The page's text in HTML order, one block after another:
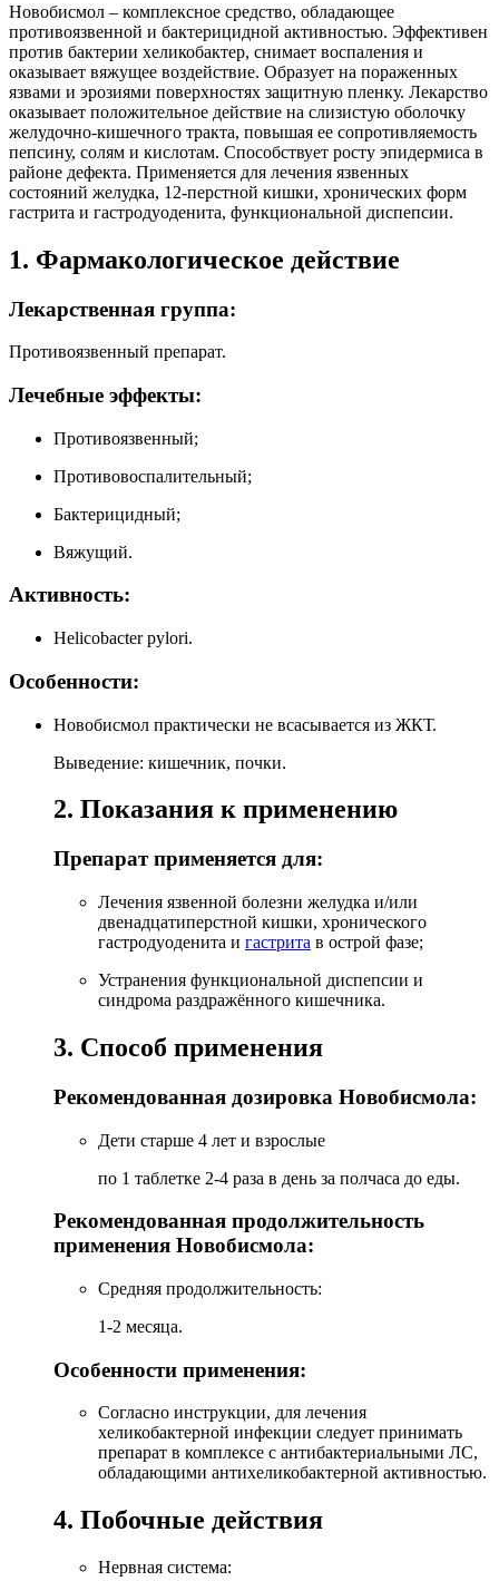
Новобисмол – комплексное средство, обладающее
противоязвенной и бактерицидной активностью. Эффективен
против бактерии хеликобактер, снимает воспаления и
оказывает вяжущее воздействие. Образует на пораженных
язвами и эрозиями поверхностях защитную пленку. Лекарство
оказывает положительное действие на слизистую оболочку
желудочно-кишечного тракта, повышая ее сопротивляемость
пепсину, солям и кислотам. Способствует росту эпидермиса в
районе дефекта. Применяется для лечения язвенных
состояний желудка, 12-перстной кишки, хронических форм
гастрита и гастродуоденита, функциональной диспепсии.
1. Фармакологическое действие
Лекарственная группа:
Противоязвенный препарат.
Лечебные эффекты:
Противоязвенный;
Противовоспалительный;
Бактерицидный;
Вяжущий.
Активность:
Helicobacter pylori.
Особенности:
Новобисмол практически не всасывается из ЖКТ.
Выведение: кишечник, почки.
2. Показания к применению
Препарат применяется для:
Лечения язвенной болезни желудка и/или
двенадцатиперстной кишки, хронического
гастродуоденита и гастрита в острой фазе;
Устранения функциональной диспепсии и
синдрома раздражённого кишечника.
3. Способ применения
Рекомендованная дозировка Новобисмола:
Дети старше 4 лет и взрослые
по 1 таблетке 2-4 раза в день за полчаса до еды.
Рекомендованная продолжительность
применения Новобисмола:
Средняя продолжительность:
1-2 месяца.
Особенности применения:
Согласно инструкции, для лечения
хеликобактерной инфекции следует принимать
препарат в комплексе с антибактериальными ЛС,
обладающими антихеликобактерной активностью.
4. Побочные действия
Нервная система: